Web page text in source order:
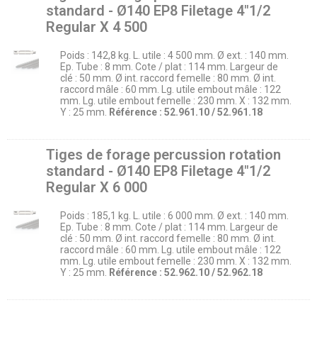
standard - Ø140 EP8 Filetage 4″1/2
Regular X 4 500
Poids : 142,8 kg. L. utile : 4 500 mm. Ø ext. : 140 mm.
Ep. Tube : 8 mm. Cote / plat : 114 mm. Largeur de
clé : 50 mm. Ø int. raccord femelle : 80 mm. Ø int.
raccord mâle : 60 mm. Lg. utile embout mâle : 122
mm. Lg. utile embout femelle : 230 mm. X : 132 mm.
Y : 25 mm.
Référence : 52.961.10 / 52.961.18
Tiges de forage percussion rotation
standard - Ø140 EP8 Filetage 4″1/2
Regular X 6 000
Poids : 185,1 kg. L. utile : 6 000 mm. Ø ext. : 140 mm.
Ep. Tube : 8 mm. Cote / plat : 114 mm. Largeur de
clé : 50 mm. Ø int. raccord femelle : 80 mm. Ø int.
raccord mâle : 60 mm. Lg. utile embout mâle : 122
mm. Lg. utile embout femelle : 230 mm. X : 132 mm.
Y : 25 mm.
Référence : 52.962.10 / 52.962.18